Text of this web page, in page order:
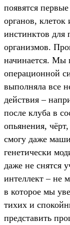
появятся
органов, клеток
инстинктов для
организмов.
начинается. Мы
операционной
выполняла все
действия –
после клуба в
опьянения,
смогу даже
генетически
даже не снятся
интеллект – не
в которое мы
тихих и
представить